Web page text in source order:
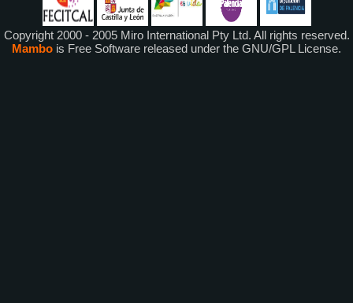
Copyright 2000 - 2005 Miro International Pty Ltd. All rights reserved.
Mambo is Free Software released under the GNU/GPL License.